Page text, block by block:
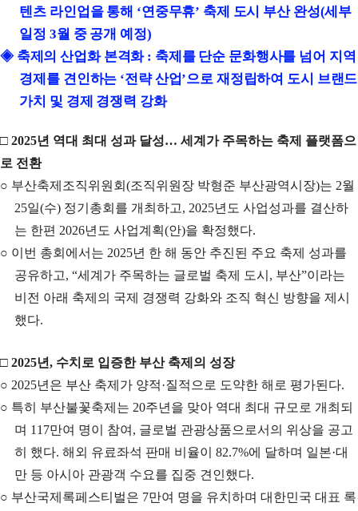
텐츠 라인업을 통해 ‘연중무휴’ 축제 도시 부산 완성(세부
일정 3월 중 공개 예정)
◈ 축제의 산업화 본격화 : 축제를 단순 문화행사를 넘어 지역
경제를 견인하는 ‘전략 산업’으로 재정립하여 도시 브랜드
가치 및 경제 경쟁력 강화
□ 2025년 역대 최대 성과 달성… 세계가 주목하는 축제 플랫폼으
로 전환
○ 부산축제조직위원회 (조직위원장 박형준 부산광역시장)는 2월
25일(수) 정기총회를 개최하고, 2025년도 사업성과를 결산하
는 한편 2026년도 사업계획(안)을 확정했다.
○ 이번 총회에서는 2025년 한 해 동안 추진된 주요 축제 성과를
공유하고, “세계가 주목하는 글로벌 축제 도시 , 부산”이라는
비전 아래 축제의 국제 경쟁력 강화와 조직 혁신 방향을 제시
했다.
□ 2025년, 수치로 입증한 부산 축제의 성장
○ 2025년은 부산 축제가 양적·질적으로 도약한 해로 평가된다.
○ 특히 부산불꽃축제는 20주년을 맞아 역대 최대 규모로 개최되
며 117만여 명이 참여 , 글로벌 관광상품으로서의 위상을 공고
히 했다. 해외 유료좌석 판매 비율이 82.7%에 달하며 일본·대
만 등 아시아 관광객 수요를 집중 견인했다.
○ 부산국제록페스티벌은 7만여 명을 유치하며 대한민국 대표 록